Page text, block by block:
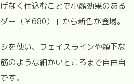
なく仕込むことで小顔効果のある
ー（￥680）」から新色が登場。
を使い、フェイスラインや頬下な
のような細かいところまで自由自
す。